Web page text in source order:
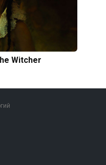
Witcher